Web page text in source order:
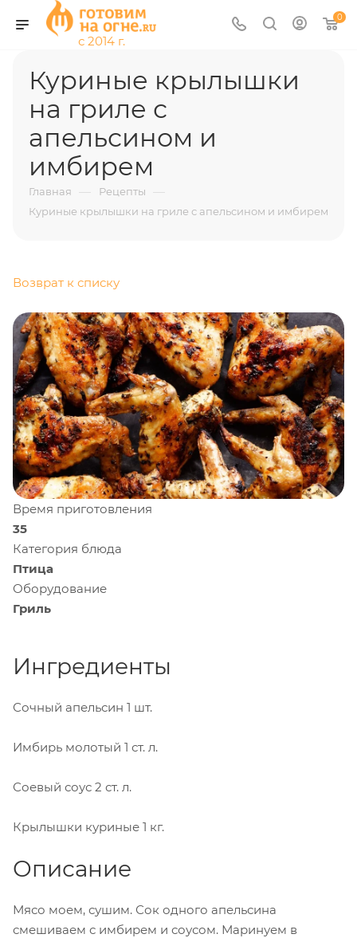
0
Куриные крылышки
на гриле с
апельсином и
имбирем
Главная — Рецепты —
Куриные крылышки на гриле с апельсином и имбирем
Возврат к списку
Время приготовления
35
Категория блюда
Птица
Оборудование
Гриль
Описание
Мясо моем, сушим. Сок одного апельсина
смешиваем с имбирем и соусом. Маринуем в
Ингредиенты
Сочный апельсин 1 шт.
Имбирь молотый 1 ст. л.
Соевый соус 2 ст. л.
Крылышки куриные 1 кг.